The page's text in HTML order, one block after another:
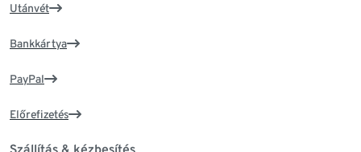
Utánvét
Bankkártya
PayPal
Előrefizetés
Szállítás & kézbesítés